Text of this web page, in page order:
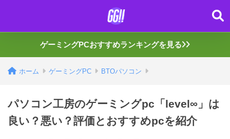
ゲーミングPCおすすめランキングを見る
ホーム ゲーミングPC BTOパソコン
パソコン工房のゲーミングpc「level∞」は
良い？悪い？評価とおすすめpcを紹介